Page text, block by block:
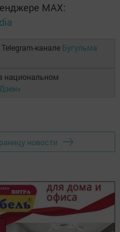
MАХ:
канале Бугульма
национальном
новости